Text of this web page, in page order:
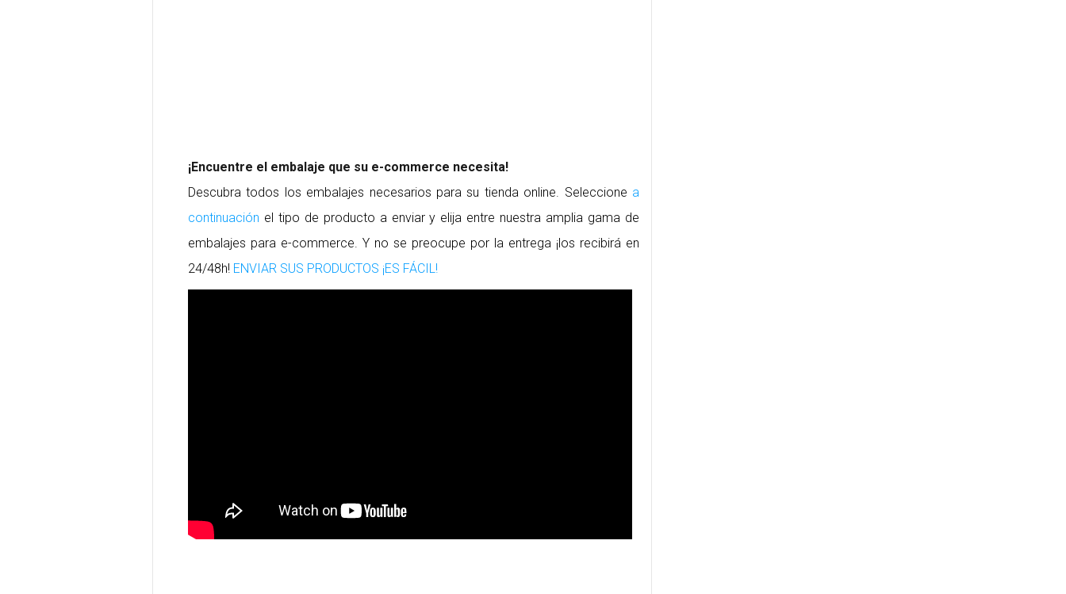
¡Encuentre el embalaje que su e-commerce necesita!
Descubra todos los embalajes necesarios para su tienda online. Seleccione a
continuación el tipo de producto a enviar y elija entre nuestra amplia gama de
embalajes para e-commerce. Y no se preocupe por la entrega ¡los recibirá en
24/48h! ENVIAR SUS PRODUCTOS ¡ES FÁCIL!